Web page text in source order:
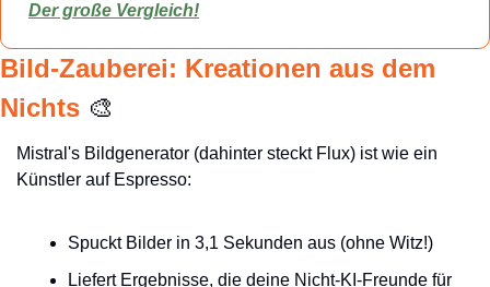
Der große Vergleich!
Bild-Zauberei: Kreationen aus dem
Nichts 🎨
Mistral's Bildgenerator (dahinter steckt Flux) ist wie ein
Künstler auf Espresso:
Spuckt Bilder in 3,1 Sekunden aus (ohne Witz!)
Liefert Ergebnisse, die deine Nicht-KI-Freunde für